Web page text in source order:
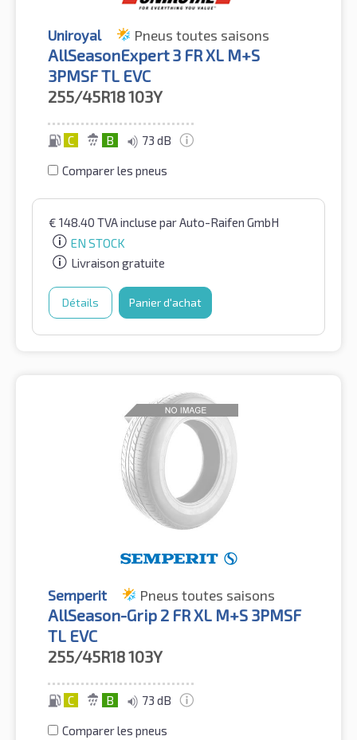
Uniroyal Pneus toutes saisons
AllSeasonExpert 3 FR XL M+S
3PMSF TL EVC
255/45R18103Y
C B 73 dB
Comparer les pneus
€ 148.40 TVA incluse par Auto-Raifen GmbH
EN STOCK
Livraison gratuite
Détails Panier d'achat
Semperit Pneus toutes saisons
AllSeason-Grip 2 FR XL M+S 3PMSF
TL EVC
255/45R18103Y
C B 73 dB
Comparer les pneus